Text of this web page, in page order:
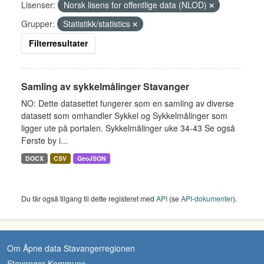
Lisenser:
Norsk lisens for offentlige data (NLOD)
Grupper:
Statistikk/statistics
Filterresultater
Samling av sykkelmålinger Stavanger
NO: Dette datasettet fungerer som en samling av diverse
datasett som omhandler Sykkel og Sykkelmålinger som
ligger ute på portalen. Sykkelmålinger uke 34-43 Se også
Første by i...
DOCX CSV GeoJSON
Du får også tilgang til dette registeret med API (seAPI-dokumenter).
Om Åpne data Stavangerregionen